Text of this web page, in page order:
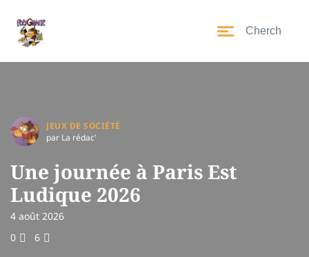
JEUX DE SOCIÉTÉ
par La rédac'
Une journée à Paris Est
Ludique 2026
4 août 2026
0
6